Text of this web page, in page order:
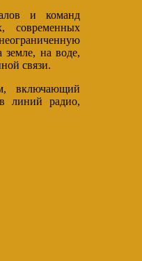
и команд
современных
на воде,
связи.
включающий
линий радио,